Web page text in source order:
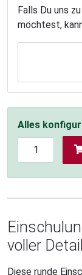
Falls Du uns
möchtest,
Alles
voller
Diese runde